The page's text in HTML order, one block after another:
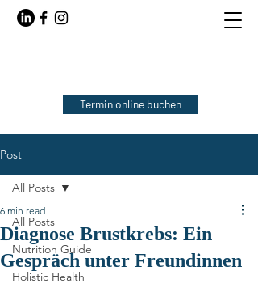
Termin online buchen
Post
All Posts
Nutrition Guide
Holistic Health
All Posts
Diagnose Brustkrebs: Ein
Gespräch unter Freundinnen
6 min read